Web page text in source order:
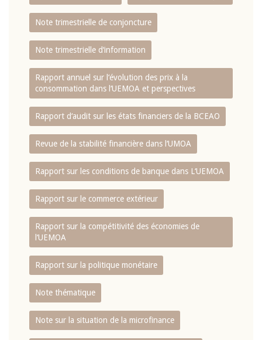
Note trimestrielle de conjoncture
Note trimestrielle d‘information
Rapport annuel sur l‘évolution des prix à la
consommation dans l‘UEMOA et perspectives
Rapport d‘audit sur les états financiers de la BCEAO
Revue de la stabilité financière dans l‘UMOA
Rapport sur les conditions de banque dans L‘UEMOA
Rapport sur le commerce extérieur
Rapport sur la compétitivité des économies de
l‘UEMOA
Rapport sur la politique monétaire
Note thématique
Note sur la situation de la microfinance